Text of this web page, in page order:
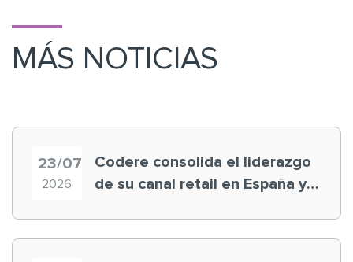
MÁS NOTICIAS
23/07
2026
Codere consolida el liderazgo
de su canal retail en España y